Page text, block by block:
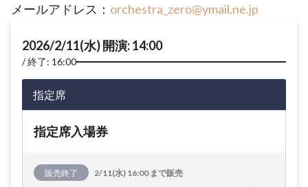
メールアドレス： orchestra_zero@ymail.ne.jp
2026/2/11(水) 開演: 14:00
終了: 16:00
指定席
指定席入場券
販売終了 2/11(水) 16:00 まで販売